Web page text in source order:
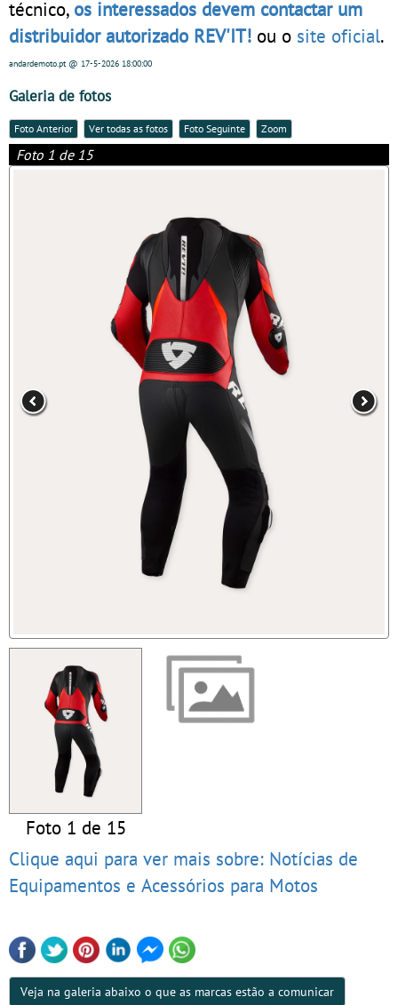
técnico, os interessados devem contactar um
distribuidor autorizado REV'IT! ou o site oficial.
andardemoto.pt@ 17-5-2026 18:00:00
Galeria de fotos
Foto Anterior Ver todas as fotos Foto Seguinte Zoom
Foto 1 de 15
Foto 1 de 15
Clique aqui para ver mais sobre: Notícias de
Equipamentos e Acessórios para Motos
Veja na galeria abaixo o que as marcas estão a comunicar